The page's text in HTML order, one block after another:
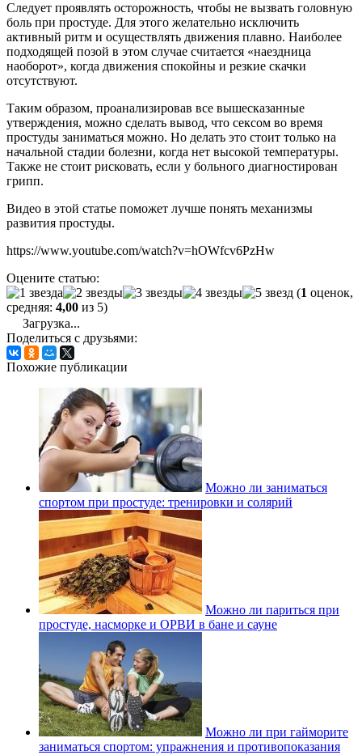
Следует проявлять осторожность, чтобы не вызвать головную
боль при простуде. Для этого желательно исключить
активный ритм и осуществлять движения плавно. Наиболее
подходящей позой в этом случае считается «наездница
наоборот», когда движения спокойны и резкие скачки
отсутствуют.
Таким образом, проанализировав все вышесказанные
утверждения, можно сделать вывод, что сексом во время
простуды заниматься можно. Но делать это стоит только на
начальной стадии болезни, когда нет высокой температуры.
Также не стоит рисковать, если у больного диагностирован
грипп.
Видео в этой статье поможет лучше понять механизмы
развития простуды.
https://www.youtube.com/watch?v=hOWfcv6PzHw
Оцените статью:
(1 оценок,
средняя: 4,00 из 5)
Загрузка...
Поделиться с друзьями:
Похожие публикации
Можно ли заниматься
спортом при простуде: тренировки и солярий
Можно ли париться при
простуде, насморке и ОРВИ в бане и сауне
Можно ли при гайморите
заниматься спортом: упражнения и противопоказания